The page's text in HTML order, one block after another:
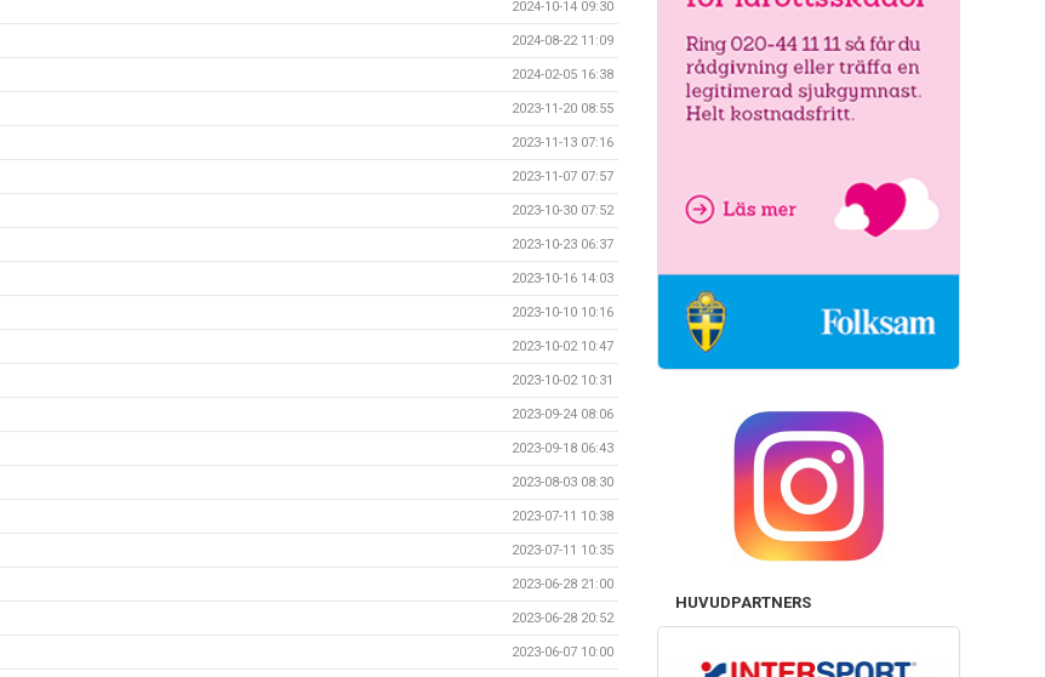
2024-10-14 09:30
2024-08-22 11:09
2024-02-05 16:38
2023-11-20 08:55
2023-11-13 07:16
2023-11-07 07:57
2023-10-30 07:52
2023-10-23 06:37
2023-10-16 14:03
2023-10-10 10:16
2023-10-02 10:47
2023-10-02 10:31
2023-09-24 08:06
2023-09-18 06:43
2023-08-03 08:30
2023-07-11 10:38
2023-07-11 10:35
2023-06-28 21:00
2023-06-28 20:52
2023-06-07 10:00
HUVUDPARTNERS